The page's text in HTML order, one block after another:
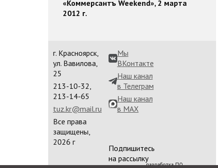
«Коммерсантъ Weekend», 2 марта
2012 г.
г. Красноярск,
ул. Вавилова,
25
213-10-32,
213-14-65
tuz.kr@mail.ru
Все права
защищены,
2026 г
Мы
ВКонтакте
Наш канал
в Телеграм
Наш канал
в MAX
Подпишитесь
на рассылку
разработка ПО